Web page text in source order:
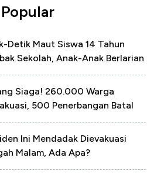
Detik Maut Siswa 14 Tahun
Sekolah, Anak-Anak Berlarian
Siaga! 260.000 Warga
500 Penerbangan Batal
Ini Mendadak Dievakuasi
Malam, Ada Apa?